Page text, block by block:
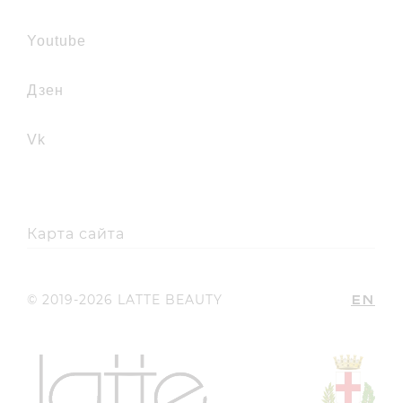
youtube
дзен
vk
Карта сайта
© 2019-2026 LATTE BEAUTY EN